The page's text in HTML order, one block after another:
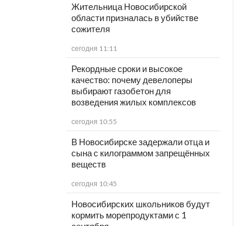
Жительница Новосибирской
области призналась в убийстве
сожителя
сегодня 11:11
Рекордные сроки и высокое
качество: почему девелоперы
выбирают газобетон для
возведения жилых комплексов
сегодня 10:55
В Новосибирске задержали отца и
сына с килограммом запрещённых
веществ
сегодня 10:45
Новосибирских школьников будут
кормить морепродуктами с 1